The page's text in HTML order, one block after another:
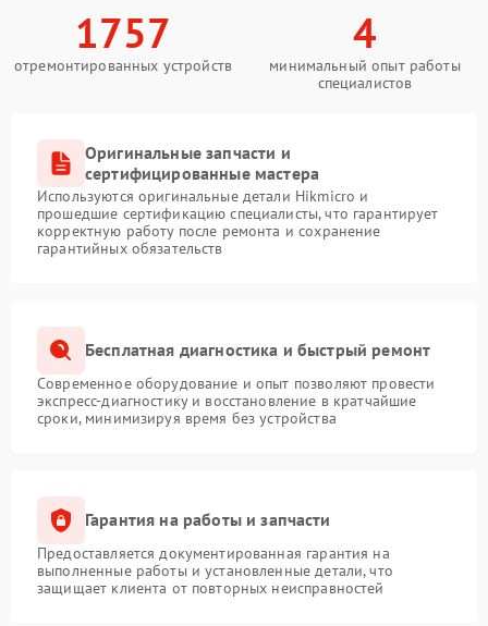
1757
отремонтированных устройств
4
минимальный опыт работы
специалистов
Оригинальные запчасти и
сертифицированные мастера
Используются оригинальные детали Hikmicro и
прошедшие сертификацию специалисты, что гарантирует
корректную работу после ремонта и сохранение
гарантийных обязательств
Бесплатная диагностика и быстрый ремонт
Современное оборудование и опыт позволяют провести
экспресс-диагностику и восстановление в кратчайшие
сроки, минимизируя время без устройства
Гарантия на работы и запчасти
Предоставляется документированная гарантия на
выполненные работы и установленные детали, что
защищает клиента от повторных неисправностей